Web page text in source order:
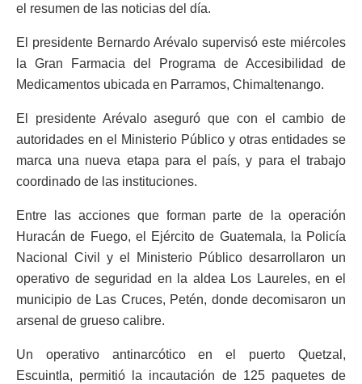
el resumen de las noticias del día.
El presidente Bernardo Arévalo supervisó este miércoles
la Gran Farmacia del Programa de Accesibilidad de
Medicamentos ubicada en Parramos, Chimaltenango.
El presidente Arévalo aseguró que con el cambio de
autoridades en el Ministerio Público y otras entidades se
marca una nueva etapa para el país, y para el trabajo
coordinado de las instituciones.
Entre las acciones que forman parte de la operación
Huracán de Fuego, el Ejército de Guatemala, la Policía
Nacional Civil y el Ministerio Público desarrollaron un
operativo de seguridad en la aldea Los Laureles, en el
municipio de Las Cruces, Petén, donde decomisaron un
arsenal de grueso calibre.
Un operativo antinarcótico en el puerto Quetzal,
Escuintla, permitió la incautación de 125 paquetes de